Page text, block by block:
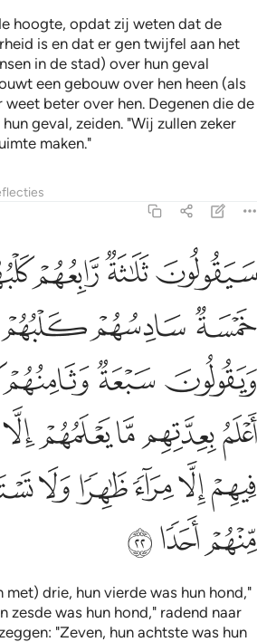
hoogte, opdat zij weten dat de
is en dat er gen twijfel aan het
in de stad) over hun geval
een gebouw over hen heen (als
weet beter over hen. Degenen die de
geval, zeiden. "Wij zullen zeker
maken."
سيقولون ثلاثة رابعهم كلبهم ويقولون خمسة
سَيَقُولُونَ ثَلَـٰثَةٌۭ رَّابِعُهُمْ كَلْبُهُمْ
ﱥﱦﱧ
ﱪﱫﱬ
ﱰﱱﱲ
ﱷﱸﱹﱺﱻ
ﲀﲁﲂﲃﲄ
ﲇﲈﲉ
drie, hun vierde was hun hond,"
zesde was hun hond," radend naar
"Zeven, hun achtste was hun